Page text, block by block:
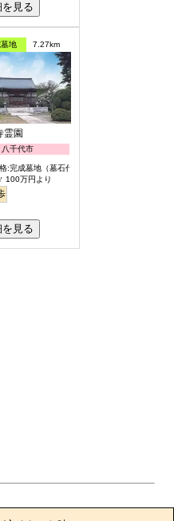
見る
地 7.27km
霊園
千代市
:完成墓地（墓石代含）
100万円より
見る